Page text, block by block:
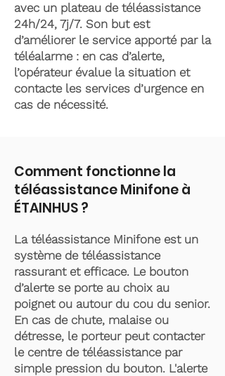
avec un plateau de téléassistance
24h/24, 7j/7. Son but est
d’améliorer le service apporté par la
téléalarme : en cas d’alerte,
l’opérateur évalue la situation et
contacte les services d’urgence en
cas de nécessité.
Comment fonctionne la
téléassistance Minifone à
ÉTAINHUS ?
La téléassistance Minifone est un
système de téléassistance
rassurant et efficace. Le bouton
d’alerte se porte au choix au
poignet ou autour du cou du senior.
En cas de chute, malaise ou
détresse, le porteur peut contacter
le centre de téléassistance par
simple pression du bouton. L'alerte